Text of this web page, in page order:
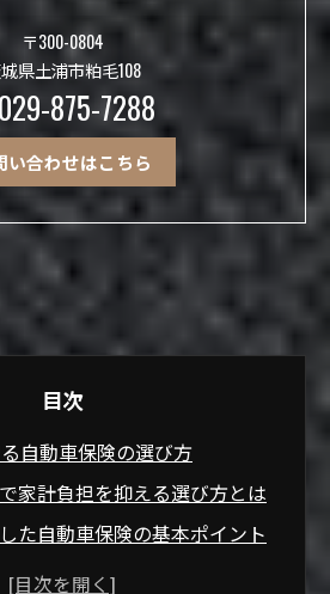
〒300-0804
県土浦市粕毛108
029-875-7288
い合わせはこちら
目次
自動車保険の選び方
家計負担を抑える選び方とは
た自動車保険の基本ポイント
まえた自動車保険活用法